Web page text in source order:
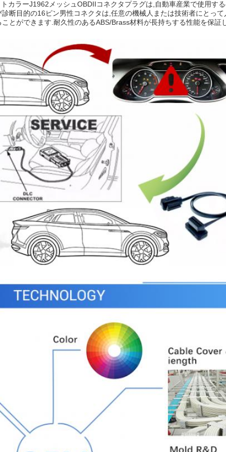
カラーJ1962メッシュOBDIIコネクタプラグは,自動車産業で使用す
断目的の16ピン男性コネクタは,任意の機械人または技術者にとっ
とができます.耐久性のあるABS/Brass材料が長持ちする性能を保証